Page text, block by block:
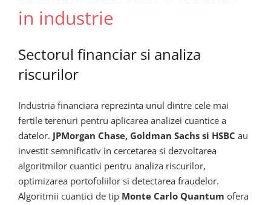
in industrie
Sectorul financiar si analiza
riscurilor
Industria financiara reprezinta unul dintre cele mai
fertile terenuri pentru aplicarea analizei cuantice a
datelor. JPMorgan Chase, Goldman Sachs si HSBC au
investit semnificativ in cercetarea si dezvoltarea
algoritmilor cuantici pentru analiza riscurilor,
optimizarea portofoliilor si detectarea fraudelor.
Algoritmii cuantici de tip Monte Carlo Quantum ofera